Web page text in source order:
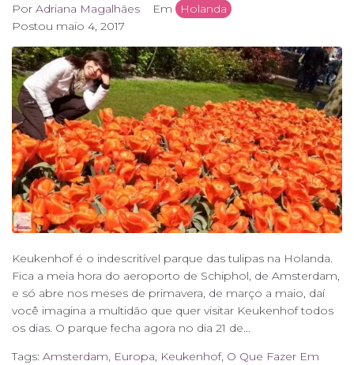
Por Adriana Magalhães Em
Holanda
Postou maio 4, 2017
Keukenhof é o indescritível parque das tulipas na Holanda.
Fica a meia hora do aeroporto de Schiphol, de Amsterdam,
e só abre nos meses de primavera, de março a maio, daí
você imagina a multidão que quer visitar Keukenhof todos
os dias. O parque fecha agora no dia 21 de...
Tags: Amsterdam Europa Keukenhof, O Que Fazer Em